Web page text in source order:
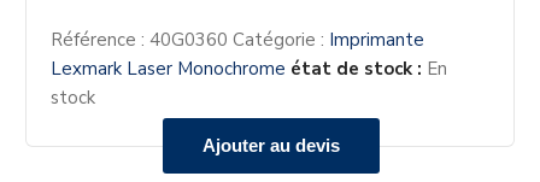
Ajouter au devis
Référence :40G0360 Catégorie : Imprimante
Lexmark Laser Monochrome état de stock : En
stock